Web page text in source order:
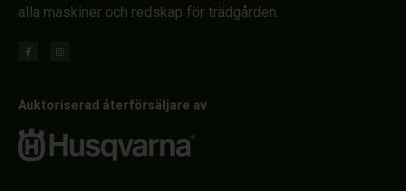
alla maskiner och redskap för trädgården.
Auktoriserad återförsäljare av